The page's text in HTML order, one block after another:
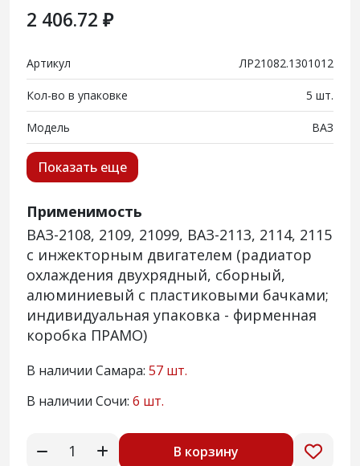
2 406.72 ₽
Артикул ЛР21082.1301012
Кол-во в упаковке 5 шт.
Модель ВАЗ
Показать еще
Применимость
ВАЗ-2108, 2109, 21099, ВАЗ-2113, 2114, 2115
с инжекторным двигателем (радиатор
охлаждения двухрядный, сборный,
алюминиевый с пластиковыми бачками;
индивидуальная упаковка - фирменная
коробка ПРАМО)
В наличии Самара: 57 шт.
В наличии Сочи: 6 шт.
В корзину